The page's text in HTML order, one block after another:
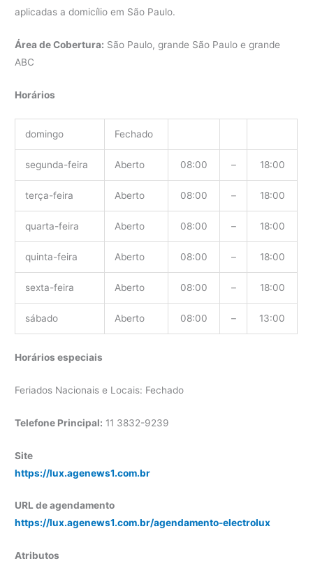
aplicadas a domicílio em São Paulo.
Área de Cobertura: São Paulo, grande São Paulo e grande
ABC
Horários
domingo Fechado
segunda-feira Aberto 08:00 – 18:00
terça-feira Aberto 08:00 – 18:00
quarta-feira Aberto 08:00 – 18:00
quinta-feira Aberto 08:00 – 18:00
sexta-feira Aberto 08:00 – 18:00
sábado Aberto 08:00 – 13:00
Horários especiais
Feriados Nacionais e Locais: Fechado
Telefone Principal: 11 3832-9239
Site
https://lux.agenews1.com.br
URL de agendamento
https://lux.agenews1.com.br/agendamento-electrolux
Atributos